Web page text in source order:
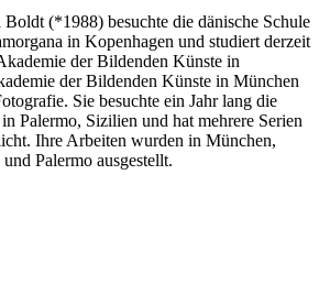
Boldt (*1988) besuchte die dänische Schule
in Kopenhagen und studiert derzeit
der Bildenden Künste in
der Bildenden Künste in München
Sie besuchte ein Jahr lang die
Palermo, Sizilien und hat mehrere Serien
Ihre Arbeiten wurden in München,
Palermo ausgestellt.